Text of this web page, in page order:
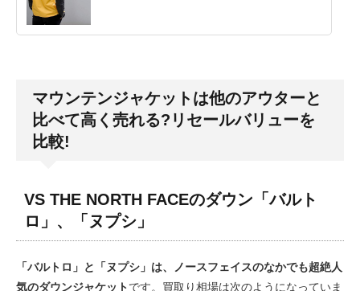
マウンテンジャケットは他のアウターと
比べて高く売れる?リセールバリューを
比較!
VS THE NORTH FACEのダウン「バルト
ロ」、「ヌプシ」
「バルトロ」と「ヌプシ」は、ノースフェイスのなかでも超絶人
気のダウンジャケットです。買取り相場は次のようになっていま